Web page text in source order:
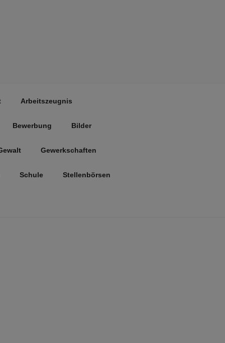
Arbeitszeugnis
Bewerbung Bilder
Gewerkschaften
Schule Stellenbörsen